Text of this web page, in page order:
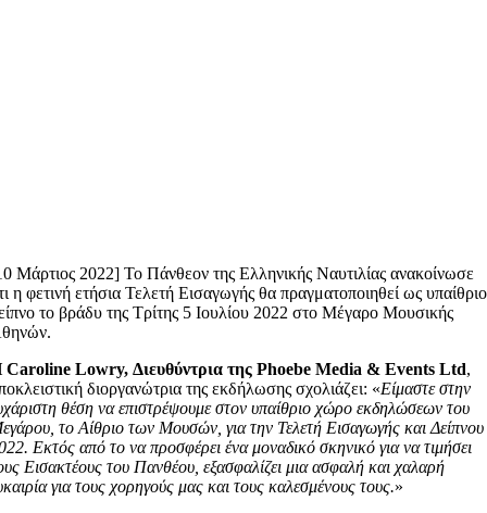
Μάρτιος 2022] Το Πάνθεον της Ελληνικής Ναυτιλίας ανακοίνωσε
η φετινή ετήσια Τελετή Εισαγωγής θα πραγματοποιηθεί ως υπαίθριο
το βράδυ της Τρίτης 5 Ιουλίου 2022 στο Μέγαρο Μουσικής
Caroline Lowry, Διευθύντρια της Phoebe Media & Events Ltd,
διοργανώτρια της εκδήλωσης σχολιάζει: «Είμαστε στην
θέση να επιστρέψουμε στον υπαίθριο χώρο εκδηλώσεων του
το Αίθριο των Μουσών, για την Τελετή Εισαγωγής και Δείπνου
Εκτός από το να προσφέρει ένα μοναδικό σκηνικό για να τιμήσει
Εισακτέους του Πανθέου, εξασφαλίζει μια ασφαλή και χαλαρή
για τους χορηγούς μας και τους καλεσμένους τους.»